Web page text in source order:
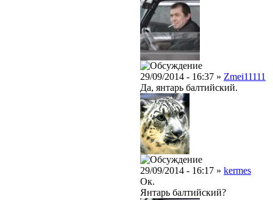
29/09/2014 - 16:37 » Zmei11111
Да, янтарь балтийский.
29/09/2014 - 16:17 » kermes
Ок.
Янтарь балтийский?